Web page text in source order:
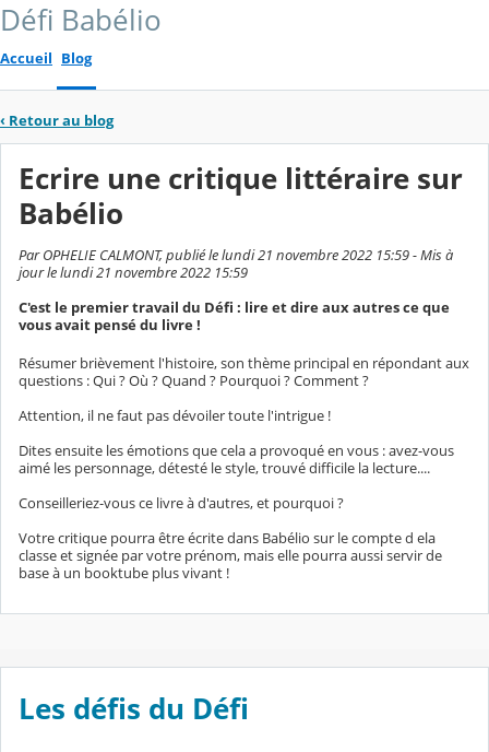
Défi Babélio
Accueil Blog
‹ Retour au blog
Ecrire une critique littéraire sur
Babélio
Par OPHELIE CALMONT, publié le lundi 21 novembre 2022 15:59 - Mis à
jour le lundi 21 novembre 2022 15:59
C'est le premier travail du Défi : lire et dire aux autres ce que
vous avait pensé du livre !
Résumer brièvement l'histoire, son thème principal en répondant aux
questions : Qui ? Où ? Quand ? Pourquoi ? Comment ?
Attention, il ne faut pas dévoiler toute l'intrigue !
Dites ensuite les émotions que cela a provoqué en vous : avez-vous
aimé les personnage, détesté le style, trouvé difficile la lecture....
Conseilleriez-vous ce livre à d'autres, et pourquoi ?
Votre critique pourra être écrite dans Babélio sur le compte d ela
classe et signée par votre prénom, mais elle pourra aussi servir de
base à un booktube plus vivant !
Les défis du Défi